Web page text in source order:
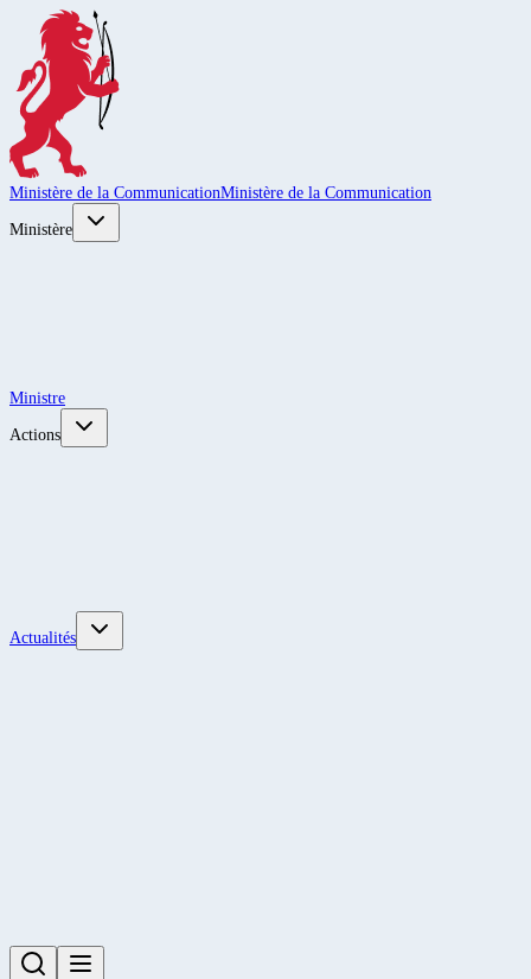
Ministère de la CommunicationMinistère de la Communication
Ministère
Ministre
Actions
Actualités